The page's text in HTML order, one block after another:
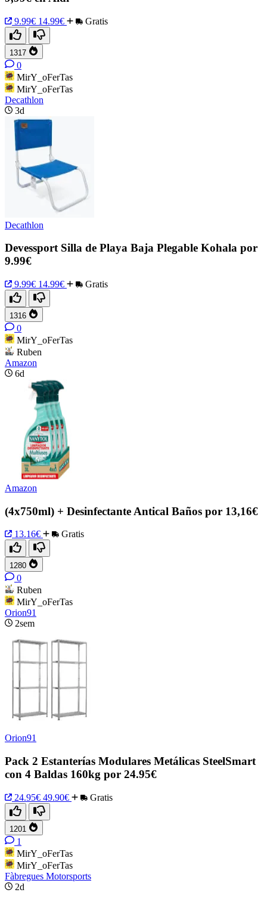
9.99€ 14.99€ Gratis
1317
0
MirY_oFerTas
MirY_oFerTas
Decathlon
3d
Decathlon
Devessport Silla de Playa Baja Plegable Kohala por
9.99€
9.99€ 14.99€ Gratis
1316
0
MirY_oFerTas
Ruben
Amazon
6d
Amazon
(4x750ml) + Desinfectante Antical Baños por 13,16€
13.16€ Gratis
1280
0
Ruben
MirY_oFerTas
Orion91
2sem
Orion91
Pack 2 Estanterías Modulares Metálicas SteelSmart
con 4 Baldas 160kg por 24.95€
24.95€ 49.90€ Gratis
1201
1
MirY_oFerTas
MirY_oFerTas
Fàbregues Motorsports
2d